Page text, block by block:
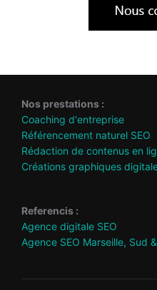
Nos prestations :
Coaching d'entreprise
Référencement naturel SEO
Rédaction de contenus en
Créations graphiques
Referencis :
Agence digitale SEO
Agence SEO Marseille, Sud